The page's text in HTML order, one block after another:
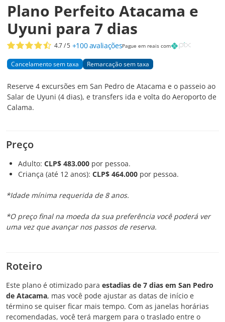
Plano Perfeito Atacama e
Uyuni para 7 dias
4.7/ 5 +100 avaliaçõesPague em reais com
Cancelamento sem taxa Remarcação sem taxa
Reserve 4 excursões em San Pedro de Atacama e o passeio ao
Salar de Uyuni (4 dias), e transfers ida e volta do Aeroporto de
Calama.
Preço
Adulto: CLP$ 483.000 por pessoa.
Criança (até 12 anos): CLP$ 464.000 por pessoa.
*Idade mínima requerida de 8 anos.
*O preço final na moeda da sua preferência você poderá ver
uma vez que avançar nos passos de reserva.
Roteiro
Este plano é otimizado para estadias de 7 dias em San Pedro
de Atacama, mas você pode ajustar as datas de início e
término se quiser ficar mais tempo. Com as janelas horárias
recomendadas, você terá margem para o traslado entre o